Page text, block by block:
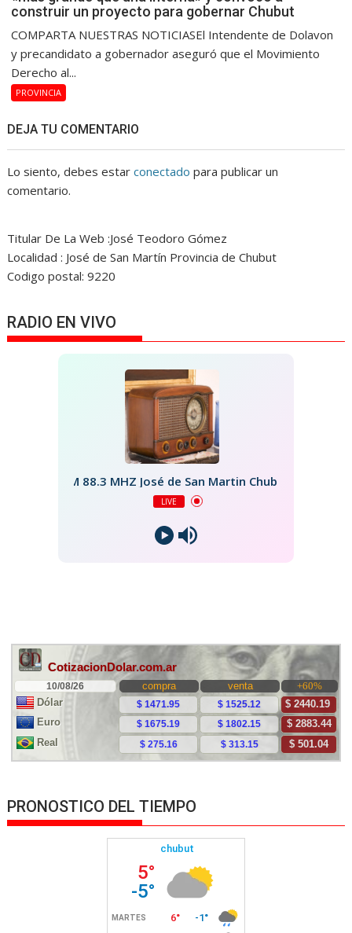
construir un proyecto para gobernar Chubut
COMPARTA NUESTRAS NOTICIASEl Intendente de Dolavon
y precandidato a gobernador aseguró que el Movimiento
Derecho al...
PROVINCIA
DEJA TU COMENTARIO
Lo siento, debes estarconectado para publicar un
comentario.
Titular De La Web :José Teodoro Gómez
Localidad : José de San Martín Provincia de Chubut
Codigo postal: 9220
RADIO EN VIVO
FM 88.3 MHZ José de San Martin Chubut
LIVE
PRONOSTICO DEL TIEMPO